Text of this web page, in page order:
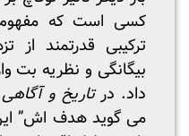
کسی است که
ترکیبی قدرتمند از
بیگانگی و نظریه بت
داد. درتاریخ و آگاهی
می گوید هدف اش”